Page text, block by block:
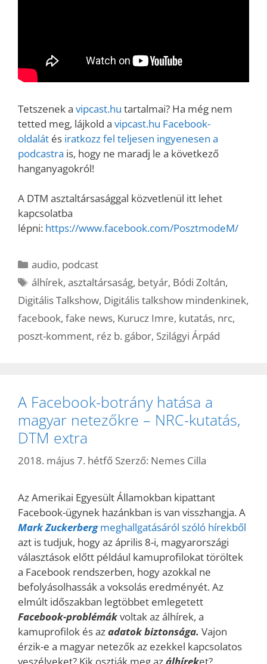
Tetszenek a vipcast.hu tartalmai? Ha még nem
tetted meg, lájkold a vipcast.hu Facebook-
oldalát és iratkozz fel teljesen ingyenesen a
podcastra is, hogy ne maradj le a következő
hanganyagokról!
A DTM asztaltársasággal közvetlenül itt lehet
kapcsolatba
lépni: https://www.facebook.com/PosztmodeM/
Kategória
audio, podcast
Címkék
álhírek,asztaltársaság, betyár, Bódi Zoltán,
Digitális Talkshow, Digitális talkshow mindenkinek,
facebook, fake news, Kurucz Imre, kutatás, nrc,
poszt-komment, réz b. gábor, Szilágyi Árpád
A Facebook-botrány hatása a
magyar netezőkre – NRC-kutatás,
DTM extra
2018. május 7. hétfő Szerző: Nemes Cilla
Az Amerikai Egyesült Államokban kipattant
Facebook-ügynek hazánkban is van visszhangja. A
Mark Zuckerbergmeghallgatásáról szóló hírekből
azt is tudjuk, hogy az április 8-i, magyarországi
választások előtt például kamuprofilokat töröltek
a Facebook rendszerben, hogy azokkal ne
befolyásolhassák a voksolás eredményét. Az
elmúlt időszakban legtöbbet emlegetett
Facebook-problémákvoltak az álhírek, a
kamuprofilok és azadatok biztonsága. Vajon
érzik-e a magyar netezők az ezekkel kapcsolatos